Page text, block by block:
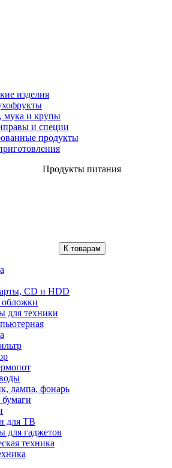
изделия
мука и крупы
и специи
продукты
Продукты питания
К товарам
CD и HDD
для техники
лампа, фонарь
бумаги
для ТВ
для гаджетов
техника